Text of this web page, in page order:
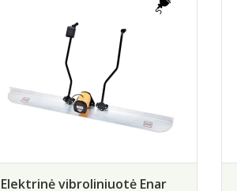
Elektrinė vibroliniuotė Enar